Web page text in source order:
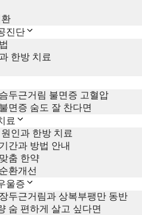
진단
한방 치료
두근거림 불면증 고혈압
면증 숨도 잘 찬다면
료
인과 한방 치료
간과 방법 안내
춤 한약
환개선
울증
두근거림과 상복부팽만 동반
숨 편하게 살고 싶다면